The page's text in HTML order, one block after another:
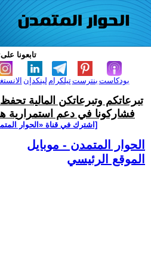
تابعونا
لينكدإن تيلكرامبنترست بودكاست
تبرعاتكم وتبرعاتكن المالية
فشاركونا في دعم استمرارية
[اشترك في قناة ‫«الحوار
الحوار المتمدن - موبايل
الموقع الرئيسي